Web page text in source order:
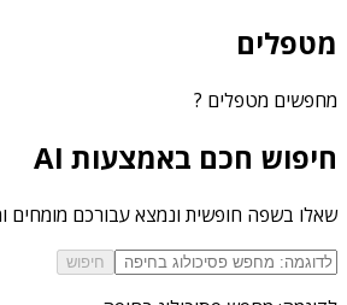
מטפלים
מחפשים מטפלים ?
חיפוש חכם באמצעות AI
שאלו בשפה חופשית ונמצא עבורכם מומחים
חיפוש